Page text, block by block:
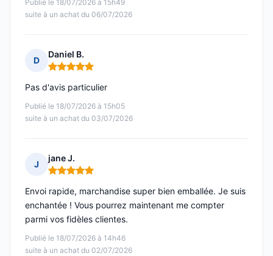
Publié le 18/07/2026 à 15h49
suite à un achat du 06/07/2026
D
Daniel B.
Note : 5 sur 5
Publié le 18/07/2026 à 15h05
suite à un achat du 03/07/2026
Pas d'avis particulier
J
jane J.
Note : 5 sur 5
Publié le 18/07/2026 à 14h46
suite à un achat du 02/07/2026
Envoi rapide, marchandise super bien emballée. Je suis
enchantée ! Vous pourrez maintenant me compter
parmi vos fidèles clientes.